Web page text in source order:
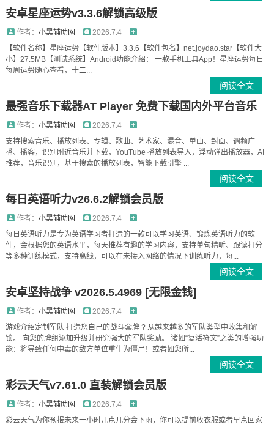
安卓星座运势v3.3.6解锁高级版
作者： 小黑辅助网
2026.7.4
【软件名称】星座运势【软件版本】3.3.6【软件包名】net.joydao.star【软件大
小】27.5MB【测试系统】Android功能介绍： 一款手机工具App！星座运势每日
每周运势随心查看，十二...
阅读全文
最强音乐下载器AT Player 免费下载国内外平台音乐
作者： 小黑辅助网
2026.7.4
支持搜索音乐、播放列表、专辑、歌曲、艺术家、混音、单曲、封面、调频广
播、播客，识别附近音乐并下载，YouTube 播放列表导入，浮动弹出播放器，AI
推荐，音乐识别，基于搜索的播放列表，智能下载引擎 ...
阅读全文
每日英语听力v26.6.2解锁会员版
作者： 小黑辅助网
2026.7.4
每日英语听力是专为英语学习者打造的一款可以学习英语、锻炼英语听力的软
件，会根据您的英语水平，每天推荐有趣的学习内容，支持单句精听、跟读打分
等多种训练模式，支持离线，可以在未接入网络的情况下训练听力，每...
阅读全文
安卓坚持战争 v2026.5.4969 [无限金钱]
作者： 小黑辅助网
2026.7.4
游戏介绍定制军队 打造您自己的战斗套牌 ? 从越来越多的军队类型中收集和解
锁。 向您的牌组添加升级并研究强大的军队奖励。 诸如“复活符文”之类的增强功
能：将导致任何中毒的敌方单位重生为僵尸！或者如您所...
阅读全文
彩云天气v7.61.0 直装解锁会员版
作者： 小黑辅助网
2026.7.4
彩云天气为你预报未来一小时几点几分会下雨，你可以提前收衣服或者早点回家